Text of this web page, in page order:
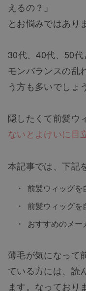
えるの？」
とお悩みではあり
30代、40代、50
モンバランスの乱
う方も多いでしょう
隠したくて前髪ウ
ないとよけいに目
本記事では、下記
前髪ウィッグを
前髪ウィッグを
おすすめのメー
薄毛が気になって
ている方には、読
ます。なっており